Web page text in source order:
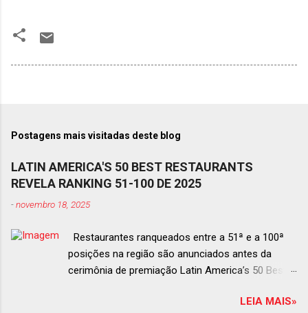
Postagens mais visitadas deste blog
LATIN AMERICA'S 50 BEST RESTAURANTS
REVELA RANKING 51-100 DE 2025
-novembro 18, 2025
Restaurantes ranqueados entre a 51ª e a 100ª
posições na região são anunciados antes da
cerimônia de premiação Latin America’s 50 Best
dezembro em Antígua, Guatemala
LEIA MAIS»